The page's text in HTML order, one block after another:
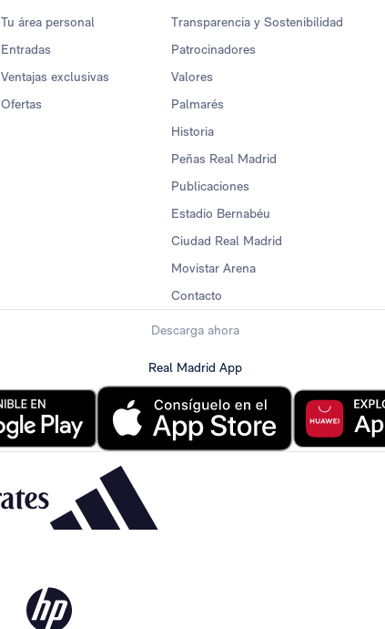
Tu área personal
Entradas
Ventajas exclusivas
Ofertas
Transparencia y Sostenibilidad
Patrocinadores
Valores
Palmarés
Historia
Peñas Real Madrid
Publicaciones
Estadio Bernabéu
Ciudad Real Madrid
Movistar Arena
Contacto
Descarga ahora
Real Madrid App